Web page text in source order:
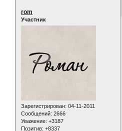
rom
Участник
Зарегистрирован: 04-11-2011
Сообщений: 2666
Уважение: +3187
Позитив: +8337